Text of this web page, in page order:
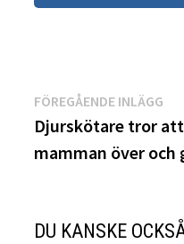
FÖREGÅENDE INLÄGG
Djurskötare tror
mamman över och
DU KANSKE